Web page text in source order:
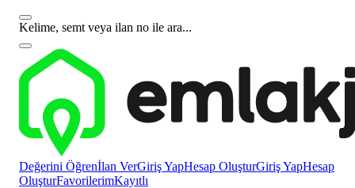
Kelime, semt veya ilan no ile ara...
Değerini Öğrenİlan VerGiriş YapHesap OluşturGiriş YapHesap
OluşturFavorilerimKayıtlı